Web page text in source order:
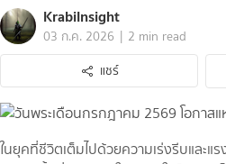
KrabiInsight
03 ก.ค. 2026 | 2 min read
แชร์
ในยุคที่ชีวิตเต็มไปด้วยความเร่งรีบและ